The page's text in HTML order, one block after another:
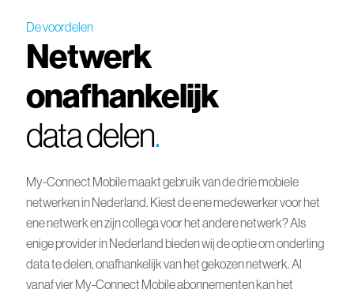
De voordelen
Netwerk
onafhankelijk
data delen.
My-Connect Mobile maakt gebruik van de drie mobiele
netwerken in Nederland. Kiest de ene medewerker voor het
ene netwerk en zijn collega voor het andere netwerk? Als
enige provider in Nederland bieden wij de optie om onderling
data te delen, onafhankelijk van het gekozen netwerk. Al
vanaf vier My-Connect Mobile abonnementen kan het